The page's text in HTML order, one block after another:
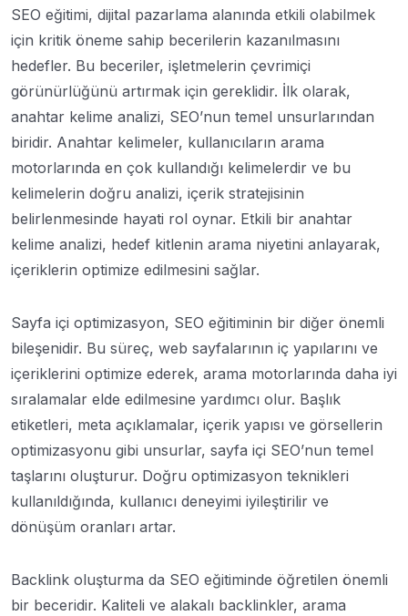
SEO eğitimi, dijital pazarlama alanında etkili olabilmek
için kritik öneme sahip becerilerin kazanılmasını
hedefler. Bu beceriler, işletmelerin çevrimiçi
görünürlüğünü artırmak için gereklidir. İlk olarak,
anahtar kelime analizi, SEO’nun temel unsurlarından
biridir. Anahtar kelimeler, kullanıcıların arama
motorlarında en çok kullandığı kelimelerdir ve bu
kelimelerin doğru analizi, içerik stratejisinin
belirlenmesinde hayati rol oynar. Etkili bir anahtar
kelime analizi, hedef kitlenin arama niyetini anlayarak,
içeriklerin optimize edilmesini sağlar.
Sayfa içi optimizasyon, SEO eğitiminin bir diğer önemli
bileşenidir. Bu süreç, web sayfalarının iç yapılarını ve
içeriklerini optimize ederek, arama motorlarında daha iyi
sıralamalar elde edilmesine yardımcı olur. Başlık
etiketleri, meta açıklamalar, içerik yapısı ve görsellerin
optimizasyonu gibi unsurlar, sayfa içi SEO’nun temel
taşlarını oluşturur. Doğru optimizasyon teknikleri
kullanıldığında, kullanıcı deneyimi iyileştirilir ve
dönüşüm oranları artar.
Backlink oluşturma da SEO eğitiminde öğretilen önemli
bir beceridir. Kaliteli ve alakalı backlinkler, arama